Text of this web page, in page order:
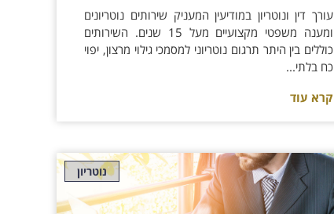
עורך דין ונוטריון במודיעין המעניק שירותים נוטריונים
ומענה משפטי מקצועיים מעל 15 שנים. השירותים
כוללים בין היתר תרגום נוטריוני למסמכי גילוי מרצון, יפוי
כח בלתי...
קרא עוד
נוטריון